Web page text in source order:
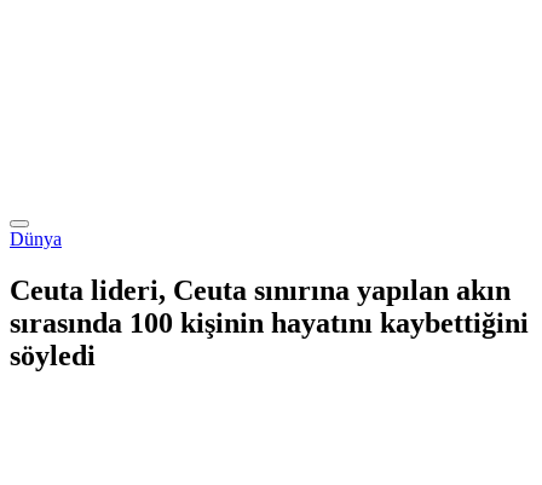
Dünya
Ceuta lideri, Ceuta sınırına yapılan akın
sırasında 100 kişinin hayatını kaybettiğini
söyledi